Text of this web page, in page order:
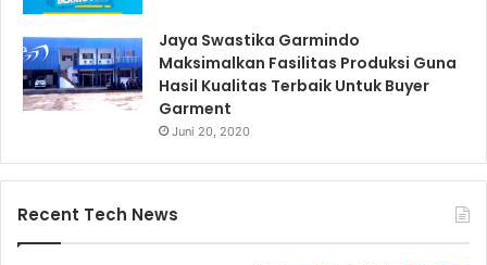
Jaya Swastika Garmindo
Maksimalkan Fasilitas Produksi Guna
Hasil Kualitas Terbaik Untuk Buyer
Garment
Juni 20, 2020
Recent Tech News